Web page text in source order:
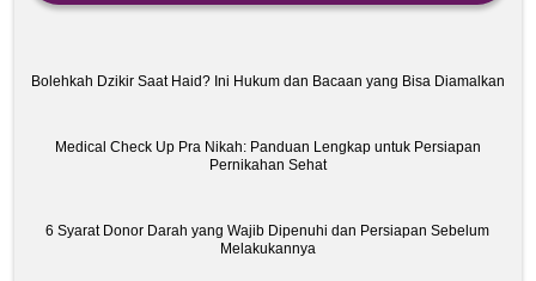
Bolehkah Dzikir Saat Haid? Ini Hukum dan Bacaan yang Bisa Diamalkan
Medical Check Up Pra Nikah: Panduan Lengkap untuk Persiapan
Pernikahan Sehat
6 Syarat Donor Darah yang Wajib Dipenuhi dan Persiapan Sebelum
Melakukannya